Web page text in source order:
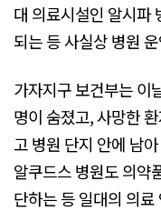
대 의료시설인 알시파
되는 등 사실상 병원
가자지구 보건부는 이
명이 숨졌고, 사망한
고 병원 단지 안에 남
알쿠드스 병원도 의약
단하는 등 일대의 의